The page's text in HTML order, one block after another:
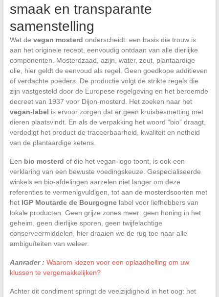
smaak en transparante
samenstelling
Wat de vegan mosterd onderscheidt: een basis die trouw is
aan het originele recept, eenvoudig ontdaan van alle dierlijke
componenten. Mosterdzaad, azijn, water, zout, plantaardige
olie, hier geldt de eenvoud als regel. Geen goedkope additieven
of verdachte poeders. De productie volgt de strikte regels die
zijn vastgesteld door de Europese regelgeving en het beroemde
decreet van 1937 voor Dijon-mosterd. Het zoeken naar het
vegan-label is ervoor zorgen dat er geen kruisbesmetting met
dieren plaatsvindt. En als de verpakking het woord “bio” draagt,
verdedigt het product de traceerbaarheid, kwaliteit en netheid
van de plantaardige ketens.
Een bio mosterd of die het vegan-logo toont, is ook een
verklaring van een bewuste voedingskeuze. Gespecialiseerde
winkels en bio-afdelingen aarzelen niet langer om deze
referenties te vermenigvuldigen, tot aan de mosterdsoorten met
het IGP Moutarde de Bourgognelabel voor liefhebbers van
lokale producten. Geen grijze zones meer: geen honing in het
geheim, geen dierlijke sporen, geen twijfelachtige
conserveermiddelen, hier draaien we de rug toe naar alle
ambiguïteiten van weleer.
Aanrader : Waarom kiezen voor een oplaadhelling om uw
klussen te vergemakkelijken?
Achter dit condiment springt de veelzijdigheid in het oog: het